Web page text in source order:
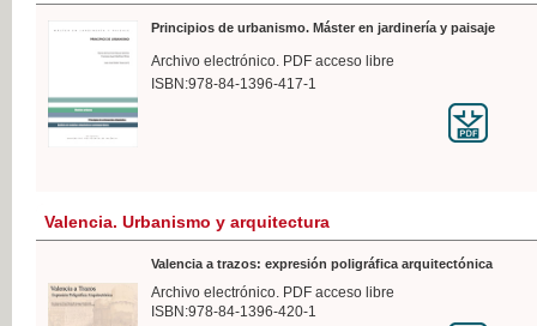
Principios de urbanismo. Máster en jardinería y paisaje
Archivo electrónico. PDF acceso libre
ISBN:978-84-1396-417-1
Valencia. Urbanismo y arquitectura
Valencia a trazos: expresión poligráfica arquitectónica
Archivo electrónico. PDF acceso libre
ISBN:978-84-1396-420-1